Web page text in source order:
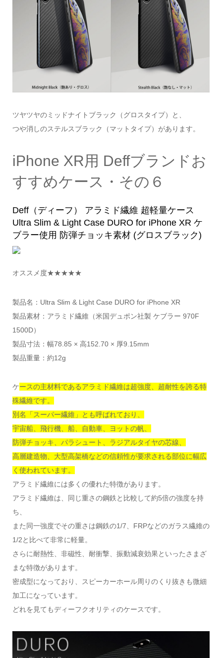
ツヤツヤのミッドナイトブラック（グロスタイプ）と、
つや消しのステルスブラック（マットタイプ）があります。
iPhone XR用 Deffブランドお
すすめケース・その６
Deff（ディーフ） アラミド繊維 超軽量ケース
Ultra Slim & Light Case DURO for iPhone XR ケ
ブラー使用 防弾チョッキ素材 (グロスブラック)
オススメ度★★★★★
製品名：Ultra Slim & Light Case DURO for iPhone XR
製品素材：アラミド繊維（米国デュポン社製 ケブラー 970F
1500D）
製品寸法：幅78.85 × 高152.70 × 厚9.15mm
製品重量：約12g
ケースの主材料であるアラミド繊維は超強度、超耐性を誇る特
殊繊維です。
別名「スーパー繊維」とも呼ばれており、
宇宙船、飛行機、船、自動車、ヨットの帆、
防弾チョッキ、パラシュート、ラジアルタイヤの芯線、
高層建造物、大型高架橋などの信頼性が要求される部位に幅広
く使われています。
アラミド繊維には多くの優れた特徴があります。
アラミド繊維は、同じ重さの鋼鉄と比較して約5倍の強度を持
ち、
また同一強度でその重さは鋼鉄の1/7、FRPなどのガラス繊維の
1/2と比べて非常に軽量。
さらに耐熱性、非磁性、耐衝撃、振動減衰効果といったさまざ
まな特徴があります。
密成型になっており、スピーカーホール周りのくり抜きも微細
加工になっています。
どれを見てもディーフクオリティのケースです。